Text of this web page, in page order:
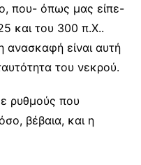
που- όπως μας είπε-
και του 300 π.Χ..
ανασκαφή είναι αυτή
του νεκρού.
ρυθμούς που
βέβαια, και η